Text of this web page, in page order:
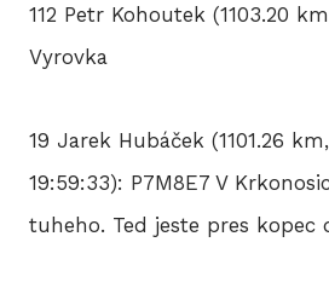
112 Petr Kohoutek (1103.20
Vyrovka
19 Jarek Hubáček (1101.26 km,
19:59:33): P7M8E7 V
tuheho. Ted jeste pres kopec